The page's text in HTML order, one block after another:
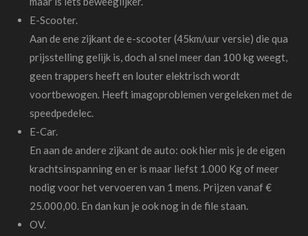
E-Scooter.
Aan de ene zijkant de e-scooter (45km/uur versie) die qua
prijsstelling gelijk is, doch al snel meer dan 100 kg weegt,
geen trappers heeft en louter elektrisch wordt
voortbewogen. Heeft imagoproblemen vergeleken met de
speedpedelec.
E-Car.
En aan de andere zijkant de auto: ook hier mis je de eigen
krachtsinspanning en er is maar liefst 1.000 Kg of meer
nodig voor het vervoeren van 1 mens. Prijzen vanaf €
25.000,00. En dan kun je ook nog in de file staan.
OV.